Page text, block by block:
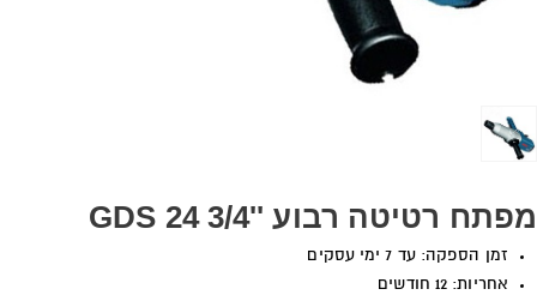
מפתח רטיטה רבוע ''3/4 GDS 24
זמן הספקה: עד 7 ימי עסקים
אחריות: 12 חודשים